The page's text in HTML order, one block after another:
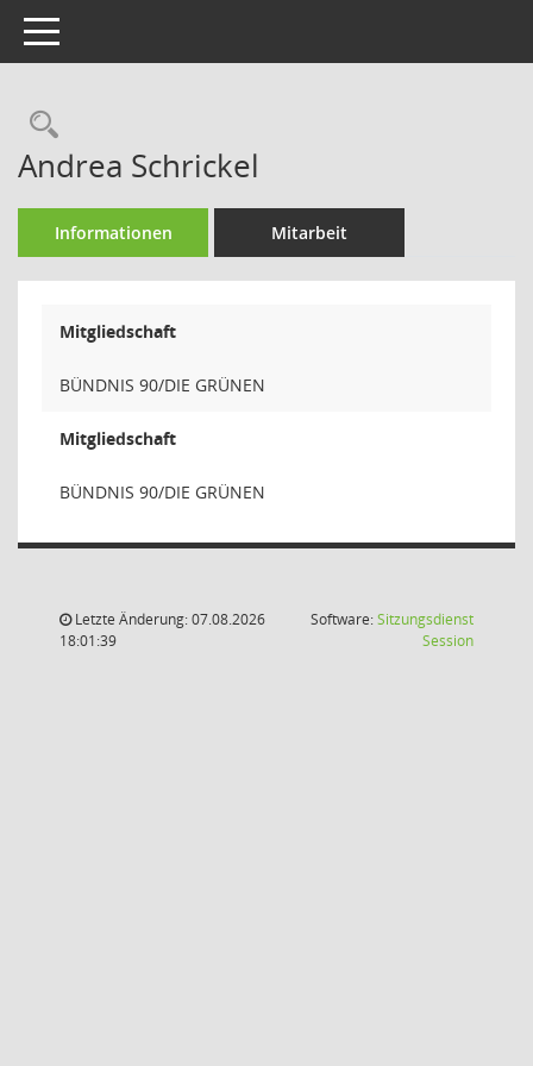
Toggle navigation
Rechercheauswahl
Andrea Schrickel
Informationen Mitarbeit
Mitgliedschaft
BÜNDNIS 90/DIE GRÜNEN
Mitgliedschaft
BÜNDNIS 90/DIE GRÜNEN
Letzte Änderung: 07.08.2026
18:01:39
Software:Sitzungsdienst
Session(Wird in